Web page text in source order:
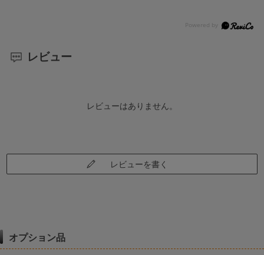
レビュー
レビューはありません。
レビューを書く
オプション品